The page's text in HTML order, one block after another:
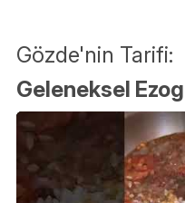
Gözde'nin Tarifi:
Geleneksel